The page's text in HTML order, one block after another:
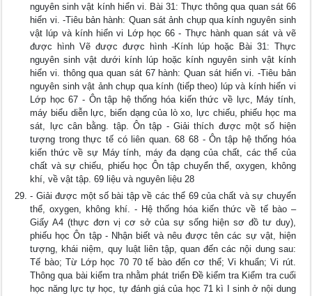
nguyên sinh vật kính hiển vi. Bài 31: Thực thông qua quan sát 66
hiển vi. -Tiêu bản hành: Quan sát ảnh chụp qua kính nguyên sinh
vật lúp và kính hiển vi Lớp học 66 - Thực hành quan sát và vẽ
được hình Vẽ được được hình -Kính lúp hoặc Bài 31: Thực
nguyên sinh vật dưới kính lúp hoặc kính nguyên sinh vật kính
hiển vi. thông qua quan sát 67 hành: Quan sát hiển vi. -Tiêu bản
nguyên sinh vật ảnh chụp qua kính (tiếp theo) lúp và kính hiển vi
Lớp học 67 - Ôn tập hệ thống hóa kiến thức về lực, Máy tính,
máy biểu diễn lực, biến dạng của lò xo, lực chiếu, phiếu học ma
sát, lực cân bằng. tập. Ôn tập - Giải thích được một số hiện
tượng trong thực tế có liên quan. 68 68 - Ôn tập hệ thống hóa
kiến thức về sự Máy tính, máy đa dạng của chất, các thể của
chất và sự chiếu, phiếu học Ôn tập chuyển thể, oxygen, không
khí, về vật tập. 69 liệu và nguyên liệu 28
- Giải được một số bài tập về các thể 69 của chất và sự chuyển
thể, oxygen, không khí. - Hệ thống hóa kiến thức về tế bào –
Giấy A4 (thực đơn vị cơ sở của sự sống hiện sơ đồ tư duy),
phiếu học Ôn tập - Nhận biết và nêu được tên các sự vật, hiện
tượng, khái niệm, quy luật liên tập, quan đến các nội dung sau:
Tế bào; Từ Lớp học 70 70 tế bào đến cơ thể; Vi khuẩn; Vi rút.
Thông qua bài kiểm tra nhằm phát triển Đề kiểm tra Kiểm tra cuối
học năng lực tự học, tự đánh giá của học 71 kì I sinh ở nội dung